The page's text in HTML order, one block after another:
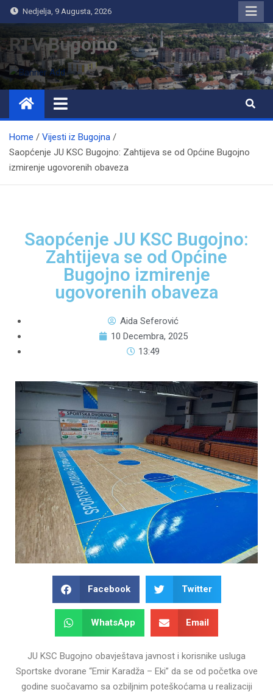
Nedjelja, 9 Augusta, 2026
RTV Bugojno
Home
Vijesti iz Bugojna
Saopćenje JU KSC Bugojno: Zahtijeva se od Općine Bugojno
izmirenje ugovorenih obaveza
Saopćenje JU KSC Bugojno:
Zahtijeva se od Općine
Bugojno izmirenje
ugovorenih obaveza
Aida Seferović
10 Decembra, 2025
13:49
Facebook Twitter
WhatsApp Email
JU KSC Bugojno obavještava javnost i korisnike usluga
Sportske dvorane “Emir Karadža – Eki” da se od početka ove
godine suočavamo sa ozbiljnim poteškoćama u realizaciji